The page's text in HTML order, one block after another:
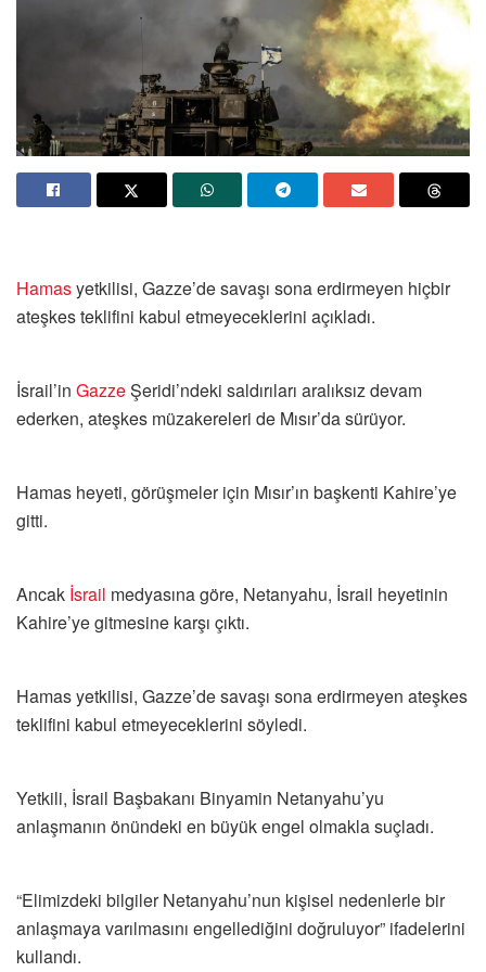
Hamasyetkilisi, Gazze’de savaşı sona erdirmeyen hiçbir
ateşkes teklifini kabul etmeyeceklerini açıkladı.
İsrail’in GazzeŞeridi’ndeki saldırıları aralıksız devam
ederken, ateşkes müzakereleri de Mısır’da sürüyor.
Hamas heyeti, görüşmeler için Mısır’ın başkenti Kahire’ye
gitti.
Ancak İsrail medyasına göre, Netanyahu, İsrail heyetinin
Kahire’ye gitmesine karşı çıktı.
Hamas yetkilisi, Gazze’de savaşı sona erdirmeyen ateşkes
teklifini kabul etmeyeceklerini söyledi.
Yetkili, İsrail Başbakanı Binyamin Netanyahu’yu
anlaşmanın önündeki en büyük engel olmakla suçladı.
“Elimizdeki bilgiler Netanyahu’nun kişisel nedenlerle bir
anlaşmaya varılmasını engellediğini doğruluyor” ifadelerini
kullandı.